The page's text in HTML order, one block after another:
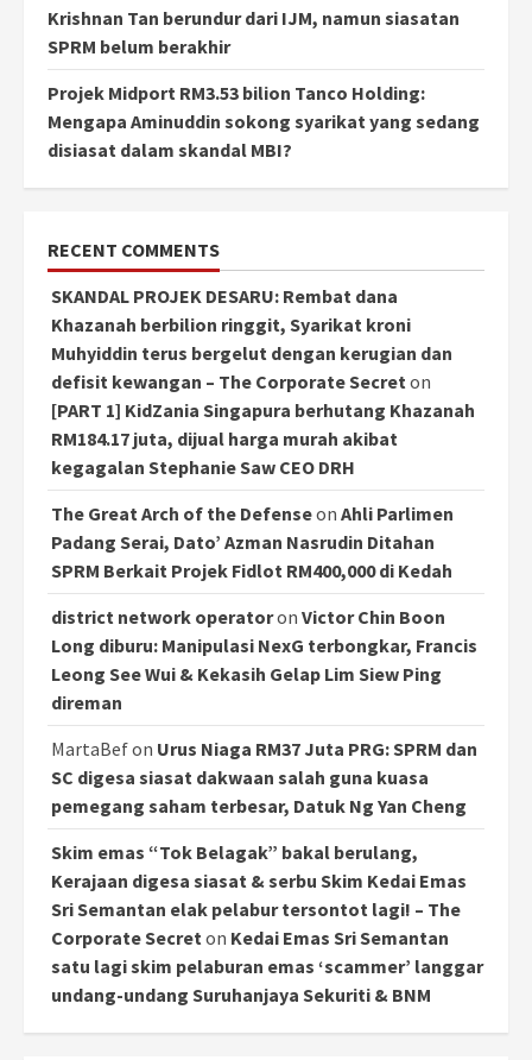
Krishnan Tan berundur dari IJM, namun siasatan
SPRM belum berakhir
Projek Midport RM3.53 bilion Tanco Holding:
Mengapa Aminuddin sokong syarikat yang sedang
disiasat dalam skandal MBI?
RECENT COMMENTS
SKANDAL PROJEK DESARU: Rembat dana
Khazanah berbilion ringgit, Syarikat kroni
Muhyiddin terus bergelut dengan kerugian dan
defisit kewangan – The Corporate Secreton
[PART 1] KidZania Singapura berhutang Khazanah
RM184.17 juta, dijual harga murah akibat
kegagalan Stephanie Saw CEO DRH
The Great Arch of the Defenseon Ahli Parlimen
Padang Serai, Dato’ Azman Nasrudin Ditahan
SPRM Berkait Projek Fidlot RM400,000 di Kedah
district network operatoron Victor Chin Boon
Long diburu: Manipulasi NexG terbongkar, Francis
Leong See Wui & Kekasih Gelap Lim Siew Ping
direman
MartaBefon Urus Niaga RM37 Juta PRG: SPRM dan
SC digesa siasat dakwaan salah guna kuasa
pemegang saham terbesar, Datuk Ng Yan Cheng
Skim emas “Tok Belagak” bakal berulang,
Kerajaan digesa siasat & serbu Skim Kedai Emas
Sri Semantan elak pelabur tersontot lagi! – The
Corporate Secreton Kedai Emas Sri Semantan
satu lagi skim pelaburan emas ‘scammer’ langgar
undang-undang Suruhanjaya Sekuriti & BNM